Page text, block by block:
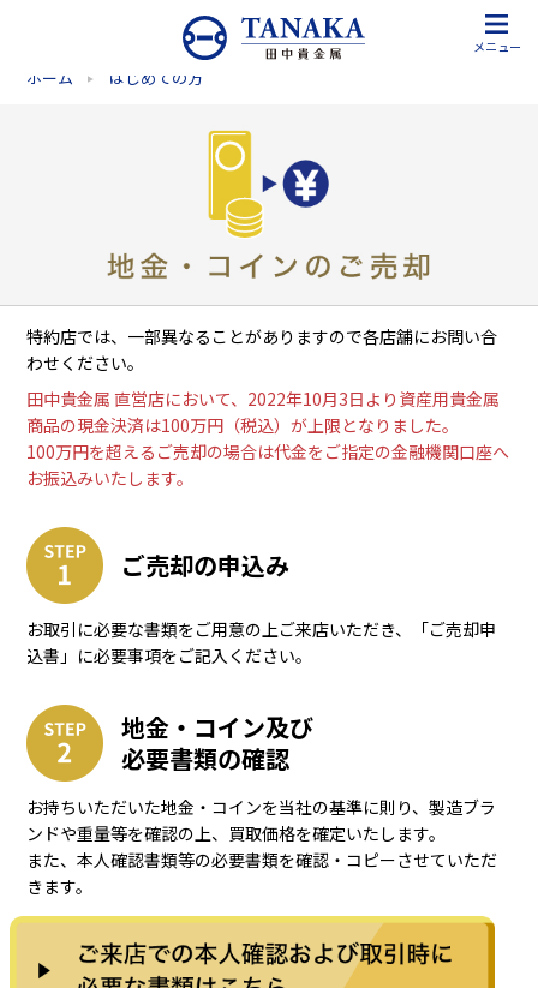
メニュー
ホーム はじめての方
特約店では、一部異なることがありますので各店舗にお問い合
わせください。
田中貴金属 直営店において、2022年10月3日より資産用貴金属
商品の現金決済は100万円（税込）が上限となりました。
100万円を超えるご売却の場合は代金をご指定の金融機関口座へ
お振込みいたします。
ご売却の申込み
お取引に必要な書類をご用意の上ご来店いただき、「ご売却申
込書」に必要事項をご記入ください。
地金・コイン及び
必要書類の確認
お持ちいただいた地金・コインを当社の基準に則り、製造ブラ
ンドや重量等を確認の上、買取価格を確定いたします。
また、本人確認書類等の必要書類を確認・コピーさせていただ
きます。